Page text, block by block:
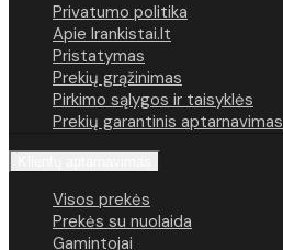
Privatumo politika
Apie Irankistai.lt
Pristatymas
Prekių grąžinimas
Pirkimo sąlygos ir taisyklės
Prekių garantinis aptarnavimas
Visos prekės
Prekės su nuolaida
Gamintojai